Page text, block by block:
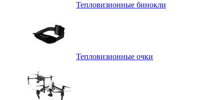
Тепловизионные бинокли
Тепловизионные очки